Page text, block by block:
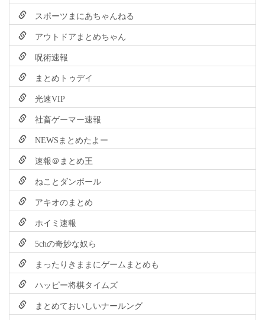
スポーツまにあちゃんねる
アウトドアまとめちゃん
呪術速報
まとめトゥデイ
光速VIP
社畜ゲーマー速報
NEWSまとめたよー
速報＠まとめ王
ねことダンボール
アキオのまとめ
ホイミ速報
5chの奇妙な奴ら
まったりきままにゲームまとめも
ハッピー将棋タイムズ
まとめておいしいナールング